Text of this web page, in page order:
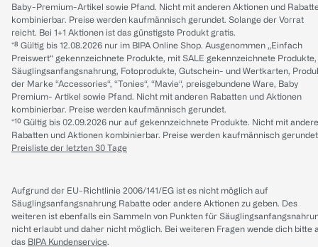
Baby-Premium-Artikel sowie Pfand. Nicht mit anderen Aktionen und
kombinierbar. Preise werden kaufmännisch gerundet. Solange der Vorrat
reicht. Bei 1+1 Aktionen ist das günstigste Produkt gratis.
*⁸ Gültig bis 12.08.2026 nur im BIPA Online Shop. Ausgenommen „Einfach
Preiswert“ gekennzeichnete Produkte, mit SALE gekennzeichnete Produkte,
Säuglingsanfangsnahrung, Fotoprodukte, Gutschein- und Wertkarten,
der Marke “Accessories“, “Tonies“, “Mavie“, preisgebundene Ware, Baby
Premium- Artikel sowie Pfand. Nicht mit anderen Rabatten und Aktionen
kombinierbar. Preise werden kaufmännisch gerundet.
*¹⁰ Gültig bis 02.09.2026 nur auf gekennzeichnete Produkte. Nicht mit
Rabatten und Aktionen kombinierbar. Preise werden kaufmännisch
Preisliste der letzten 30 Tage
Aufgrund der EU-Richtlinie 2006/141/EG ist es nicht möglich auf
Säuglingsanfangsnahrung Rabatte oder andere Aktionen zu geben. Des
weiteren ist ebenfalls ein Sammeln von Punkten für
nicht erlaubt und daher nicht möglich. Bei weiteren Fragen wende dich bitte
das BIPA Kundenservice.